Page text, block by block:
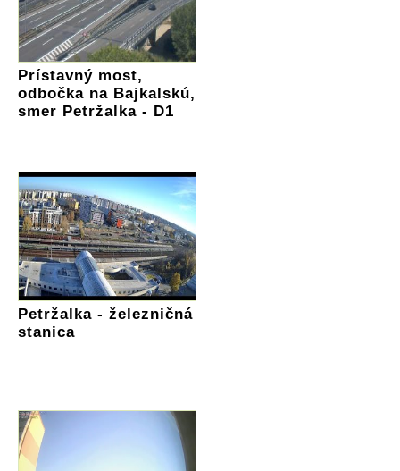
Prístavný most,
odbočka na Bajkalskú,
smer Petržalka - D1
Petržalka - železničná
stanica